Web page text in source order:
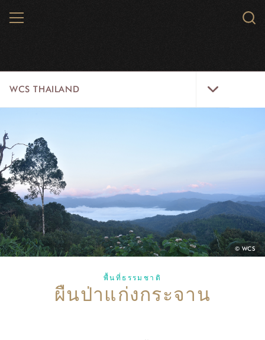
MENU
WCS THAILAND
Menu
ห้องข่าว
สมัครงาน
ติดต่อเรา
PHOTO
CREDIT:
© WCS
พื้นที่ธรรมชาติ
ผืนป่าแก่งกระจาน